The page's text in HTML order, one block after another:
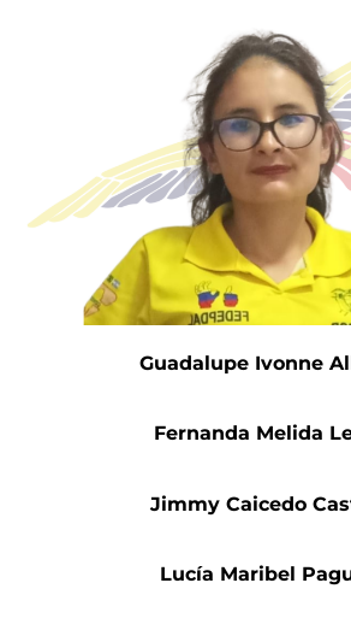
Guadalupe Ivonne
Fernanda Melida
Jimmy Caicedo
Lucía Maribel